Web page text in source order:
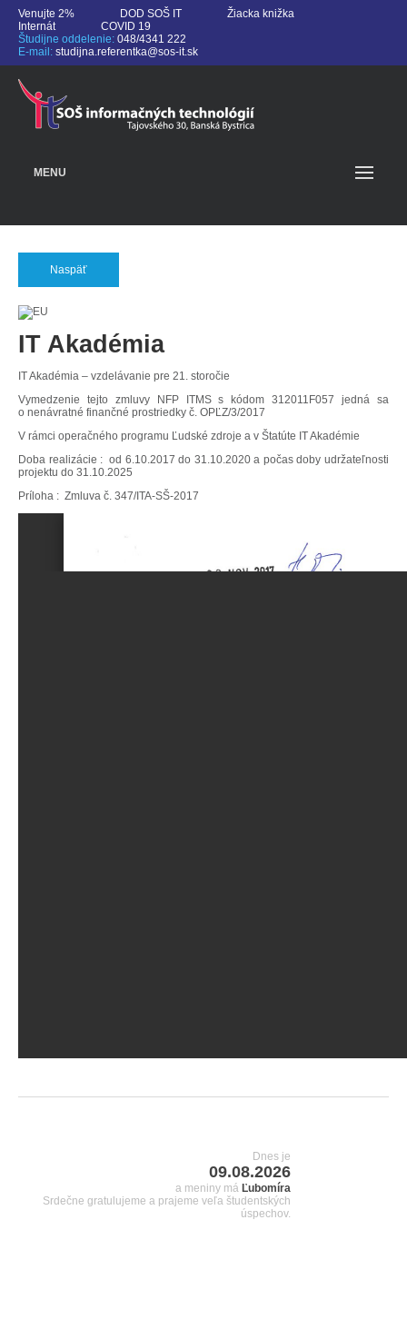
Venujte 2% DOD SOŠ IT
Žiacka knižka
Internát
COVID 19
Študijne oddelenie: 048/4341 222
E-mail: studijna.referentka@sos-it.sk
MENU
Naspäť
IT Akadémia
IT Akadémia – vzdelávanie pre 21. storočie
Vymedzenie tejto zmluvy NFP ITMS s kódom 312011F057 jedná sa
o nenávratné finančné prostriedky č. OPĽZ/3/2017
V rámci operačného programu Ľudské zdroje a v Štatúte IT Akadémie
Doba realizácie : od 6.10.2017 do 31.10.2020 a počas doby udržateľnosti
projektu do 31.10.2025
Príloha : Zmluva č. 347/ITA-SŠ-2017
Dnes je
09.08.2026
a meniny má Ľubomíra
Srdečne gratulujeme a prajeme veľa študentských
úspechov.